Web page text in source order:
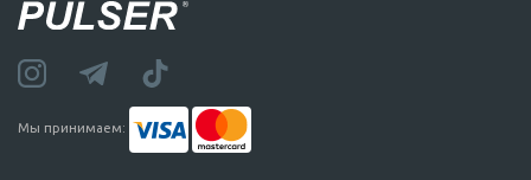
Мы принимаем: